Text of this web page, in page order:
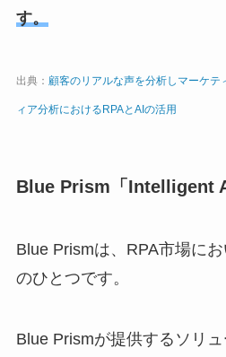
す。
出典： 顧客のリアルな声を分析しマーケ
ィア分析におけるRPAとAIの活用
Blue Prism「Intelligent
Blue Prismは、RPA市場に
のひとつです。
Blue Prismが提供するソリ